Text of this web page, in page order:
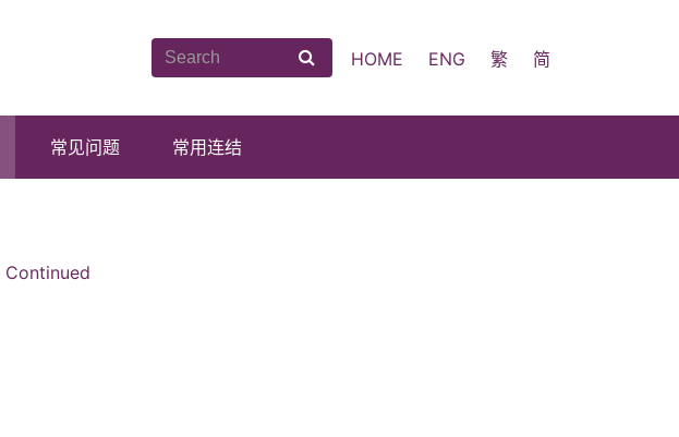
HOME ENG 繁 简
常见问题 常用连结
Continued